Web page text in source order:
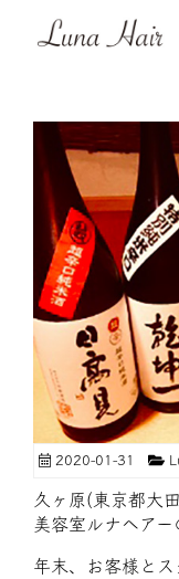
2020-01-31
久ヶ原(東京都大
美容室ルナヘアー
年末、お客様と